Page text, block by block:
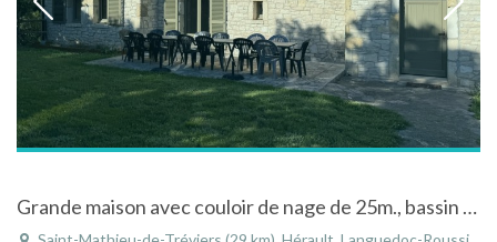
Grande maison avec couloir de nage de 25m., bassin détente et spa à 20 min. de Montpellier